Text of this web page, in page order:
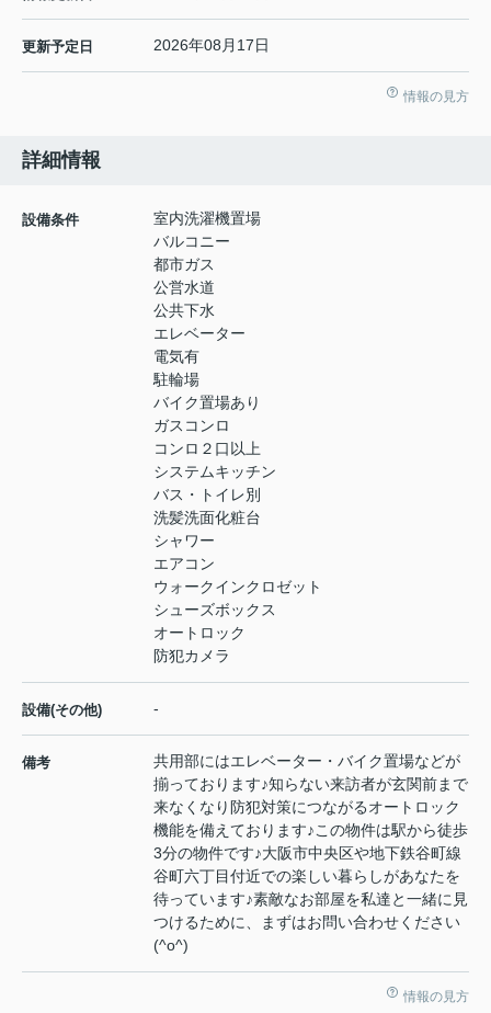
更新予定日 2026年08月17日
情報の見方
詳細情報
設備条件
室内洗濯機置場
バルコニー
都市ガス
公営水道
公共下水
エレベーター
電気有
駐輪場
バイク置場あり
ガスコンロ
コンロ２口以上
システムキッチン
バス・トイレ別
洗髪洗面化粧台
シャワー
エアコン
ウォークインクロゼット
シューズボックス
オートロック
防犯カメラ
設備(その他) -
備考
共用部にはエレベーター・バイク置場などが
揃っております♪知らない来訪者が玄関前まで
来なくなり防犯対策につながるオートロック
機能を備えております♪この物件は駅から徒歩
3分の物件です♪大阪市中央区や地下鉄谷町線
谷町六丁目付近での楽しい暮らしがあなたを
待っています♪素敵なお部屋を私達と一緒に見
つけるために、まずはお問い合わせください
(^o^)
情報の見方